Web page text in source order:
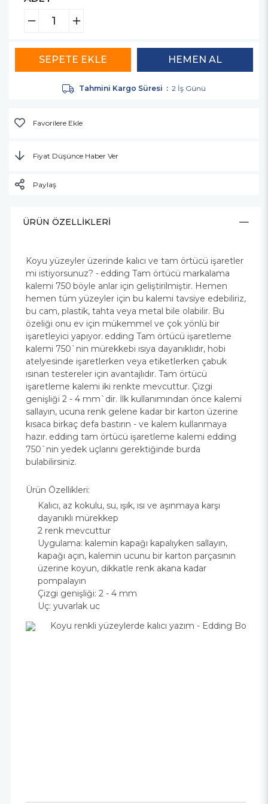
Tahmini Kargo Süresi : 2 İş Günü
Favorilere Ekle
Fiyat Düşünce Haber Ver
Paylaş
ÜRÜN ÖZELLIKLERI
Koyu yüzeyler üzerinde kalıcı ve tam örtücü işaretler
mi istiyorsunuz? - edding Tam örtücü markalama
kalemi 750 böyle anlar için geliştirilmiştir. Hemen
hemen tüm yüzeyler için bu kalemi tavsiye edebiliriz,
bu cam, plastik, tahta veya metal bile olabilir. Bu
özeliği onu ev için mükemmel ve çok yönlü bir
işaretleyici yapıyor. edding Tam örtücü işaretleme
kalemi 750`nin mürekkebi ısıya dayanıklıdır, hobi
atelyesinde işaretlerken veya etiketlerken çabuk
ısınan testereler için avantajlıdır. Tam örtücü
işaretleme kalemi iki renkte mevcuttur. Çizgi
genişliği 2 - 4 mm`dir. İlk kullanımından önce kalemi
sallayın, ucuna renk gelene kadar bir karton üzerine
kısaca birkaç defa bastırın - ve kalem kullanmaya
hazır. edding tam örtücü işaretleme kalemi edding
750`nin yedek uçlarını gerektiğinde burda
bulabilirsiniz.
Ürün Özellikleri:
Kalıcı, az kokulu, su, ışık, ısı ve aşınmaya karşı
dayanıklı mürekkep
2 renk mevcuttur
Uygulama: kalemin kapağı kapalıyken sallayın,
kapağı açın, kalemin ucunu bir karton parçasının
üzerine koyun, dikkatle renk akana kadar
pompalayın
Çizgi genişliği: 2 - 4 mm
Uç: yuvarlak uc